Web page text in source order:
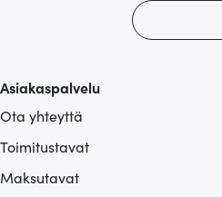
Asiakaspalvelu
Ota yhteyttä
Toimitustavat
Maksutavat